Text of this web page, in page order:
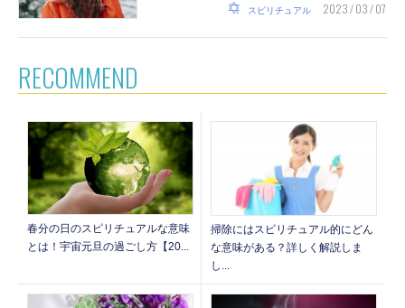
スピリチュアル 2023 / 03 / 07
RECOMMEND
春分の日のスピリチュアルな意味
とは！宇宙元旦の過ごし方【20...
掃除にはスピリチュアル的にどん
な意味がある？詳しく解説しま
し...